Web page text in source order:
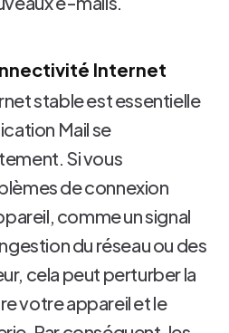
Internet
stable est essentielle
Mail se
Si vous
de connexion
comme un signal
du réseau ou des
cela peut perturber la
votre appareil et le